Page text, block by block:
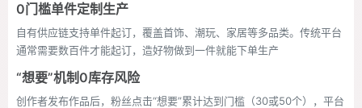
0门槛单件定制生产
自有供应链支持单件起订，覆盖首饰、潮玩、家居等多品类。传统平台
通常需要数百件才能起订，造好物做到一件就能下单生产
“想要”机制0库存风险
创作者发布作品后，粉丝点击“想要”累计达到门槛（30或50个），平台